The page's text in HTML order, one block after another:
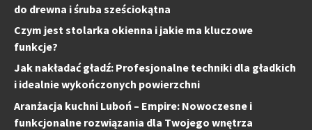
do drewna i śruba sześciokątna
Czym jest stolarka okienna i jakie ma kluczowe
funkcje?
Jak nakładać gładź: Profesjonalne techniki dla gładkich
i idealnie wykończonych powierzchni
Aranżacja kuchni Luboń – Empire: Nowoczesne i
funkcjonalne rozwiązania dla Twojego wnętrza